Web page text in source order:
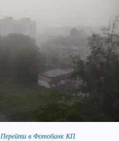
Перейти в Фотобанк КП